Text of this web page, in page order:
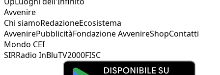
Avvenire
Chi siamoRedazioneEcosistema
AvvenirePubblicitàFondazione AvvenireShopContatti
Mondo CEI
SIRRadio InBluTV2000FISC